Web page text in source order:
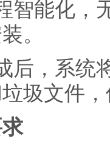
能化，
。
，系统
圾文件